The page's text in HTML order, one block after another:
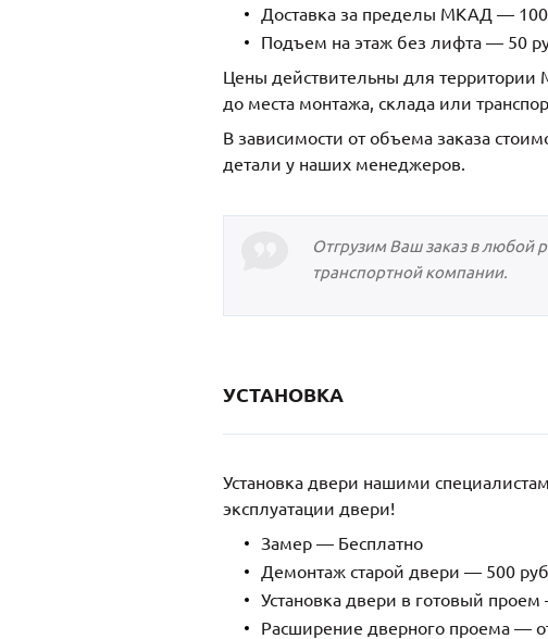
Доставка за пределы МКАД —
Подъем на этаж без лифта — 50
Цены действительны для территории
до места монтажа, склада или
В зависимости от объема заказа
детали у наших менеджеров.
Отгрузим Ваш заказ в любой
транспортной компании.
УСТАНОВКА
Установка двери нашими
эксплуатации двери!
Замер — Бесплатно
Демонтаж старой двери — 500
Установка двери в готовый
Расширение дверного проема —